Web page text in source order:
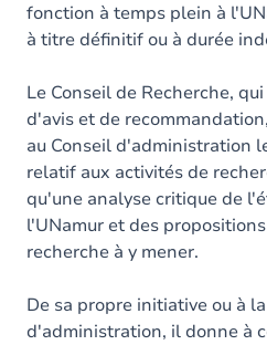
fonction à temps plein à
à titre définitif ou à durée
Le Conseil de Recherche,
d'avis et de
au Conseil d'administration
relatif aux activités de
qu'une analyse critique de
l'UNamur et des
recherche à y mener.
De sa propre initiative ou à
d'administration, il donne à